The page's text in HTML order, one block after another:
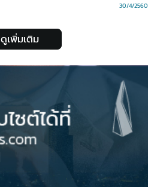
30/4/2560
ดูเพิ่มเติม